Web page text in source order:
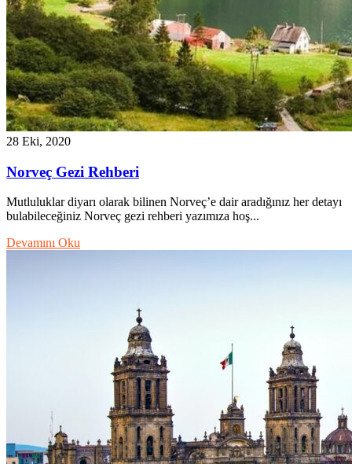
28 Eki, 2020
Norveç Gezi Rehberi
Mutluluklar diyarı olarak bilinen Norveç’e dair aradığınız her detayı
bulabileceğiniz Norveç gezi rehberi yazımıza hoş...
Devamını Oku